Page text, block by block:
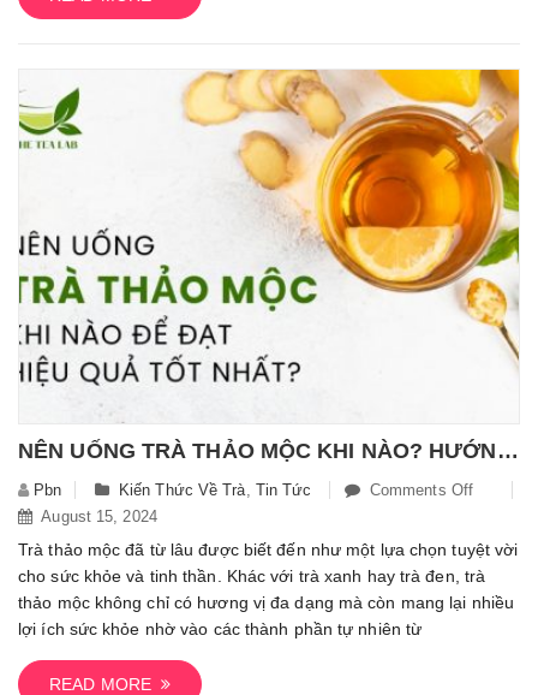
Loại?
Cách
Nhận
Các
Loại
Trà
Phổ
NÊN UỐNG TRÀ THẢO MỘC KHI NÀO? HƯỚNG DẪN CÁCH UỐNG TRÀ THẢO MỘC ĐẠT HIỆU QUẢ CAO NHẤT
Pbn Kiến Thức Về Trà Tin Tức Comments Off
Uống
Trà
Thảo
August 15, 2024
Trà thảo mộc đã từ lâu được biết đến như một lựa chọn tuyệt vời
cho sức khỏe và tinh thần. Khác với trà xanh hay trà đen, trà
thảo mộc không chỉ có hương vị đa dạng mà còn mang lại nhiều
lợi ích sức khỏe nhờ vào các thành phần tự nhiên từ
READ MORE